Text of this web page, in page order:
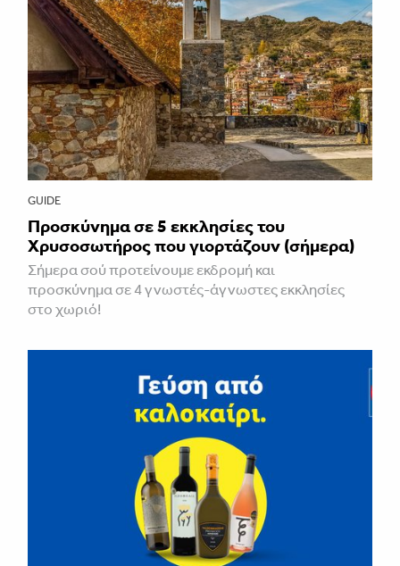
GUIDE
Προσκύνημα σε 5 εκκλησίες του
Χρυσοσωτήρος που γιορτάζουν (σήμερα)
Σήμερα σού προτείνουμε εκδρομή και
προσκύνημα σε 4 γνωστές-άγνωστες εκκλησίες
στο χωριό!